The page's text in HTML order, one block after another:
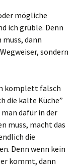
mögliche
ich grüble. Denn
dann
sondern
komplett falsch
die kalte Küche”
man dafür in der
muss, macht das
die
Denn wenn kein
kommt, dann